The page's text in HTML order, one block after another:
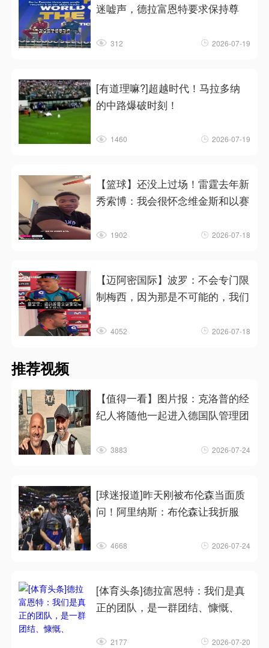
迷嘘声，德拉富恩特要求保持尊
312 2026-07-19
[有道理嘛?]超越时代！马拉多纳
的中路爆破时刻！
1460 2026-07-19
【篮球】还没上过场！雷霆去年新
秀索博：我会很怀念维金斯和以赛
1902 2026-07-18
【迈阿密国际】波罗：不会专门限
制梅西，因为那是不可能的，我们
4052 2026-07-18
推荐视频
【值得一看】图片报：克洛普的经
纪人将随他一起进入德国队管理团
3883 2026-07-24
[球迷报道]昨天刚被布伦森当面质
问！阿里纳斯：布伦森让我折服
4668 2026-07-24
[体育头条]德拉富恩特：我们是真
正的团队，是一群团结、慷慨、
2177 2026-07-20